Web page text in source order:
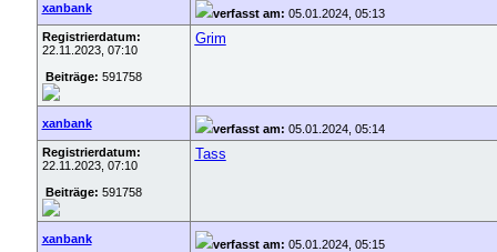
xanbank verfasst am: 05.01.2024, 05:13
Registrierdatum:
22.11.2023, 07:10
Beiträge: 591758
Grim
xanbank verfasst am: 05.01.2024, 05:14
Registrierdatum:
22.11.2023, 07:10
Beiträge: 591758
Tass
xanbank verfasst am: 05.01.2024, 05:15